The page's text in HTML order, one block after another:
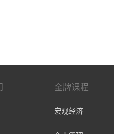
金牌课程
宏观经济